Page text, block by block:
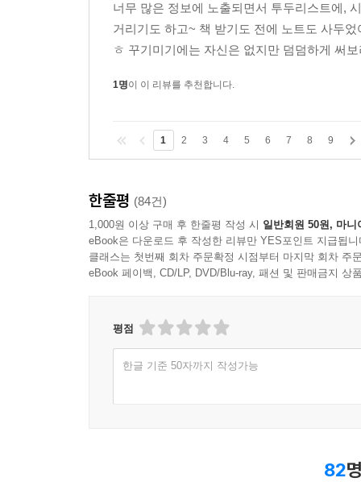
너무 많은 정보에 노출되면서 투두리스트에,
거리기도 하고~ 책 받기도 전에 노트도 사두
ㅎ 꾸기미기에는 자신은 없지만 덤덤하게 써
1명이 이 리뷰를 추천합니다.
1 2 3 4 5 6 7 8 9
한줄평 (84건)
1,000원 이상 구매 후 한줄평 작성 시 일반회원 50원, 마니
eBook은 다운로드 후 작성한 리뷰만 YES포인트 지급됩니
클래스는 첫번째 회차 주문확정 시점부터 마지막 회차 주
eBook 페이백, CD/LP, DVD/Blu-ray, 패션 및 판매금지 상
평점
한글 기준 50자까지 작성가능
82